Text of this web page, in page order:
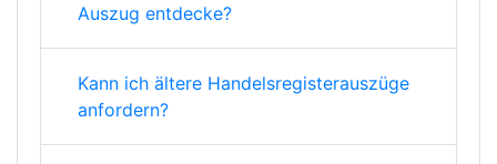
Auszug entdecke?
Kann ich ältere Handelsregisterauszüge
anfordern?